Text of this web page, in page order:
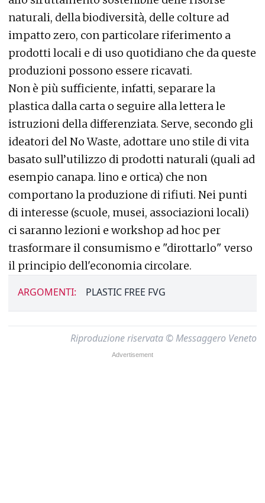
naturali, della biodiversità, delle colture ad
impatto zero, con particolare riferimento a
prodotti locali e di uso quotidiano che da queste
produzioni possono essere ricavati.
Non è più sufficiente, infatti, separare la
plastica dalla carta o seguire alla lettera le
istruzioni della differenziata. Serve, secondo gli
ideatori del No Waste, adottare uno stile di vita
basato sull’utilizzo di prodotti naturali (quali ad
esempio canapa. lino e ortica) che non
comportano la produzione di rifiuti. Nei punti
di interesse (scuole, musei, associazioni locali)
ci saranno lezioni e workshop ad hoc per
trasformare il consumismo e "dirottarlo" verso
il principio dell'economia circolare.
ARGOMENTI: PLASTIC FREE FVG
Riproduzione riservata © Messaggero Veneto